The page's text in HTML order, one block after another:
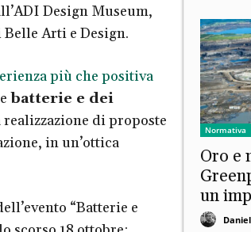
Design Museum,
Arti e Design.
più che positiva
batterie e dei
di proposte
in un’ottica
“Batterie e
Normativa
Oro e
un